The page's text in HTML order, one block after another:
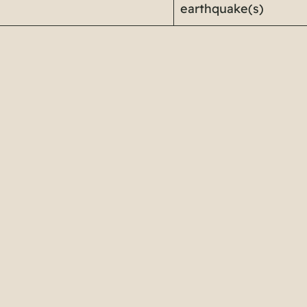
earthquake(s)